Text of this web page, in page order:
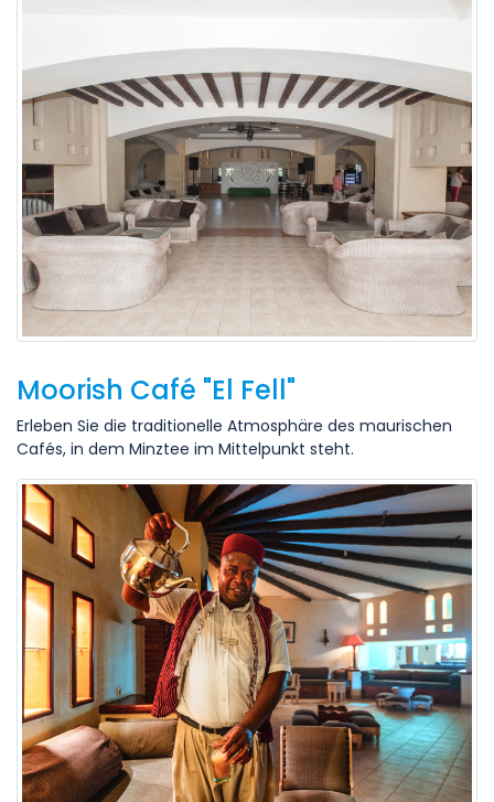
Moorish Café "El Fell"
Erleben Sie die traditionelle Atmosphäre des maurischen
Cafés, in dem Minztee im Mittelpunkt steht.